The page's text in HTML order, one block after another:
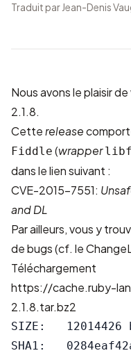
Traduit par Jean-Denis
Nous avons le plaisir
2.1.8.
Cetterelease
Fiddle (wrapper
dans le lien suivant :
CVE-2015-7551:
and DL
Par ailleurs, vous y
de bugs (cf. le
Téléchargement
https://cache.ruby-
2.1.8.tar.bz2
SIZE:   12014426
SHA1: